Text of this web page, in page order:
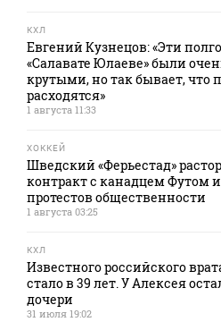
КХЛ
Евгений Кузнецов: «Эти
«Салавате Юлаеве» были
крутыми, но так бывает, что
расходятся»
1 августа 11:33
ХОККЕЙ
Шведский «Ферьестад»
контракт с канадцем Футом
протестов общественности
1 августа 03:25
КХЛ
Известного российского
стало в 39 лет. У Алексея
дочери
31 июля 19:02